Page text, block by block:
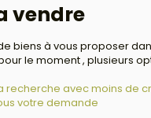
vendre
biens à vous proposer
le moment , plusieurs
recherche avec moins de
votre demande